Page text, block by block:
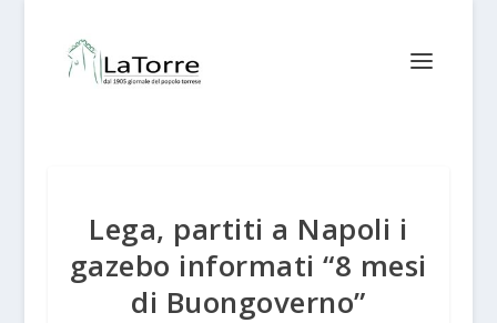
Lega, partiti a Napoli i
gazebo informati “8 mesi
di Buongoverno”